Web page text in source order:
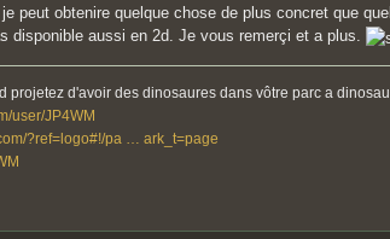
peut obtenire quelque chose de plus concret que
disponible aussi en 2d. Je vous remerçi et a plus.
projetez d'avoir des dinosaures dans vôtre parc a
user/JP4WM
?ref=logo#!/pa … ark_t=page